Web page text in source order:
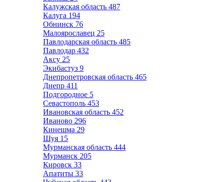
Калужская область 487
Калуга 194
Обнинск 76
Малоярославец 25
Павлодарская область 485
Павлодар 432
Аксу 25
Экибастуз 9
Днепропетровская область 465
Днепр 411
Подгородное 5
Севастополь 453
Ивановская область 452
Иваново 296
Кинешма 29
Шуя 15
Мурманская область 444
Мурманск 205
Кировск 33
Апатиты 33